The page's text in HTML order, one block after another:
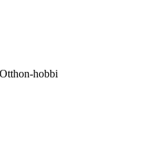
Otthon-hobbi